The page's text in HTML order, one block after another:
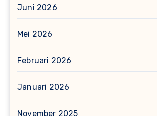
Juni 2026
Mei 2026
Februari 2026
Januari 2026
November 2025